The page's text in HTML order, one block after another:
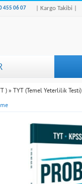
455 06 07 | Kargo Takibi |
) » TYT (Temel Yeterlilik Testi)